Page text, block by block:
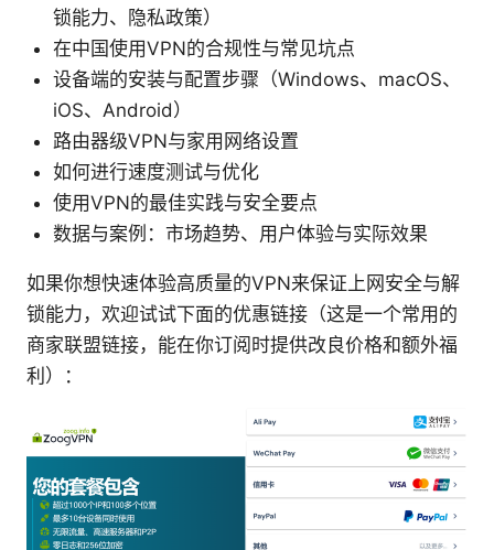
锁能力、隐私政策）
在中国使用VPN的合规性与常见坑点
设备端的安装与配置步骤（Windows、macOS、
iOS、Android）
路由器级VPN与家用网络设置
如何进行速度测试与优化
使用VPN的最佳实践与安全要点
数据与案例：市场趋势、用户体验与实际效果
如果你想快速体验高质量的VPN来保证上网安全与解
锁能力，欢迎试试下面的优惠链接（这是一个常用的
商家联盟链接，能在你订阅时提供改良价格和额外福
利）：